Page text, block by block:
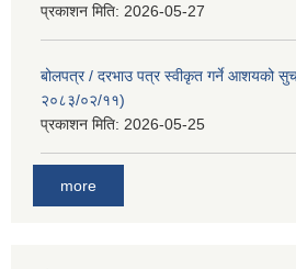
प्रकाशन मिति: 2026-05-27
बोलपत्र / दरभाउ पत्र स्वीकृत गर्ने आशयको
२०८३/०२/११)
प्रकाशन मिति: 2026-05-25
more